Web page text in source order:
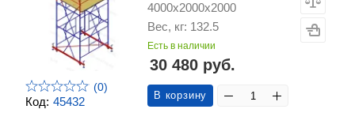
Код: 45432
(0)
4000х2000х2000
Вес, кг: 132.5
Есть в наличии
30 480 руб.
В корзину